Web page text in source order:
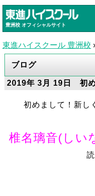
豊洲校 オフィシャルサイト
東進ハイスクール 豊洲校
ブログ
2019年 3月 19日 初
初めまして！新し
椎名璃音(しい